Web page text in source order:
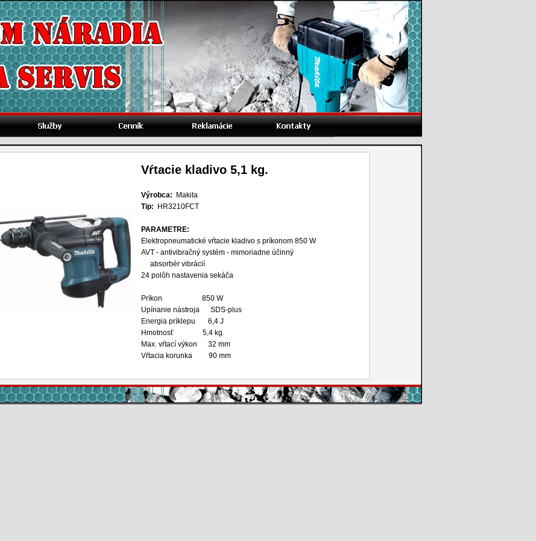
Vŕtacie kladivo 5,1 kg.
Výrobca: Makita
Tip:
HR3210FCT
PARAMETRE:
Elektropneumatické vŕtacie kladivo s príkonom 850 W
AVT - antivibračný systém - mimoriadne účinný
absorbér vibrácií
24 polôh nastavenia sekáča
Príkon
850 W
Upínanie nástroja
SDS-plus
Energia príklepu
6,4 J
Hmotnosť
5,4 kg.
Max. vŕtací výkon
32 mm
Vŕtacia korunka
90 mm